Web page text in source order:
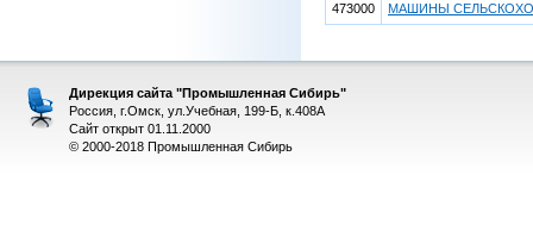
473000 МАШИНЫ
Дирекция сайта "Промышленная Сибирь"
Россия, г.Омск, ул.Учебная, 199-Б, к.408А
Сайт открыт 01.11.2000
© 2000-2018 Промышленная Сибирь